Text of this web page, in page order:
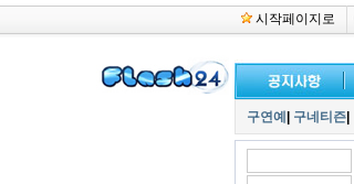
시작페이지로
구연예 구네티즌